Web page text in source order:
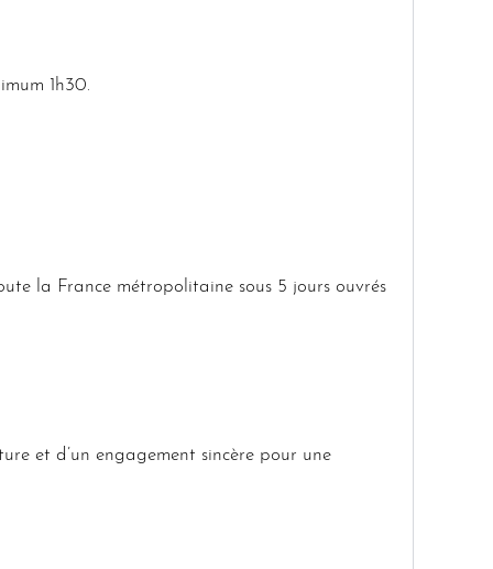
1h30.
la France métropolitaine sous 5 jours ouvrés
et d’un engagement sincère pour une